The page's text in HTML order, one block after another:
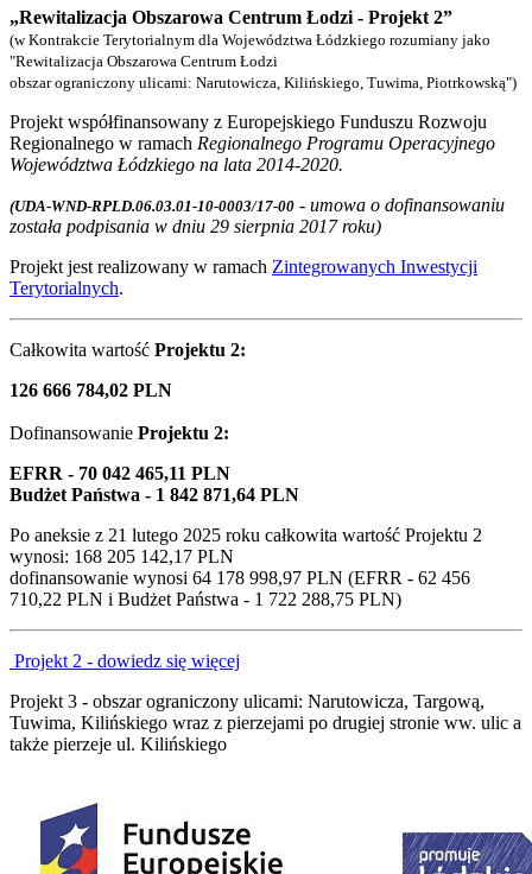
„Rewitalizacja Obszarowa Centrum Łodzi - Projekt 2”
(w Kontrakcie Terytorialnym dla Województwa Łódzkiego rozumiany jako
"Rewitalizacja Obszarowa Centrum Łodzi
obszar ograniczony ulicami: Narutowicza, Kilińskiego, Tuwima, Piotrkowską")
Projekt współfinansowany z Europejskiego Funduszu Rozwoju
Regionalnego w ramach Regionalnego Programu Operacyjnego
Województwa Łódzkiego na lata 2014-2020.
(UDA-WND-RPLD.06.03.01-10-0003/17-00 - umowa o dofinansowaniu
została podpisania w dniu 29 sierpnia 2017 roku)
Projekt jest realizowany w ramach Zintegrowanych Inwestycji
Terytorialnych.
Całkowita wartość Projektu 2:
126 666 784,02 PLN
Dofinansowanie Projektu 2:
EFRR - 70 042 465,11 PLN
Budżet Państwa - 1 842 871,64 PLN
Po aneksie z 21 lutego 2025 roku całkowita wartość Projektu 2
wynosi: 168 205 142,17 PLN
dofinansowanie wynosi 64 178 998,97 PLN (EFRR - 62 456
710,22 PLN i Budżet Państwa - 1 722 288,75 PLN)
Projekt 2 - dowiedz się więcej
Projekt 3 - obszar ograniczony ulicami: Narutowicza, Targową,
Tuwima, Kilińskiego wraz z pierzejami po drugiej stronie ww. ulic a
także pierzeje ul. Kilińskiego